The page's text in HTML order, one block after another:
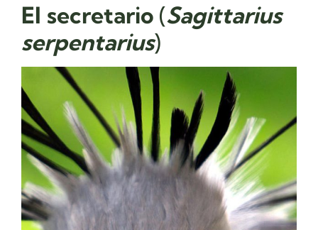
El secretario (Sagittarius
serpentarius)